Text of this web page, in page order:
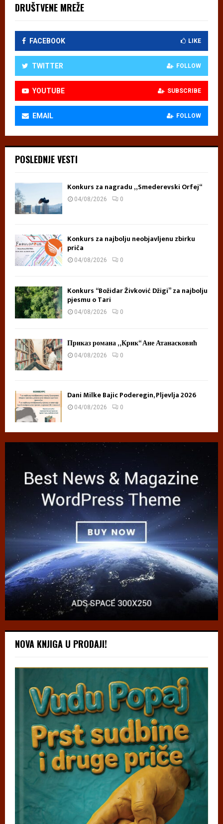
DRUŠTVENE MREŽE
FACEBOOK LIKE
TWITTER FOLLOW
YOUTUBE SUBSCRIBE
EMAIL FOLLOW
POSLEDNJE VESTI
Konkurs za nagradu „Smederevski Orfej“
04/08/2026 0
Konkurs za najbolju neobjavljenu zbirku
priča
04/08/2026 0
Konkurs “Božidar Živković Džigi” za najbolju
pjesmu o Tari
04/08/2026 0
Приказ романа „Крик“ Ане Атанасковић
04/08/2026 0
Dani Milke Bajic Poderegin, Pljevlja 2026
04/08/2026 0
NOVA KNJIGA U PRODAJI!